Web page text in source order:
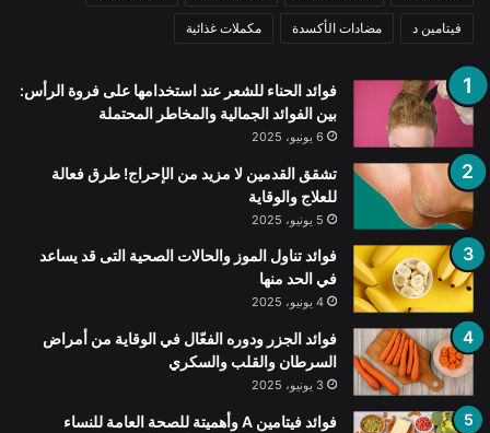
فيتامين د مضادات الأكسدة مكملات غذائية
فوائد الحناء للشعر عند استخدامها على فروة الرأس:
بين الفوائد الجمالية والمخاطر المحتملة
6 يونيو، 2025
تشقق القدمين لا مزيد من الإحراج! طرق فعالة
للعلاج والوقاية
5 يونيو، 2025
فوائد تناول الموز والحالات الصحية التى قد يساعد
في الحد منها
4 يونيو، 2025
فوائد الجزر ودوره الفعّال في الوقاية من أمراض
السرطان والقلب والسكري
3 يونيو، 2025
فوائد فيتامين A وأهميتة للصحة العامة للنساء